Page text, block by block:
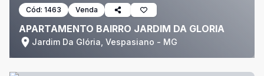
Cód: 1463 Venda
APARTAMENTO BAIRRO JARDIM DA GLORIA
Jardim Da Glória, Vespasiano - MG